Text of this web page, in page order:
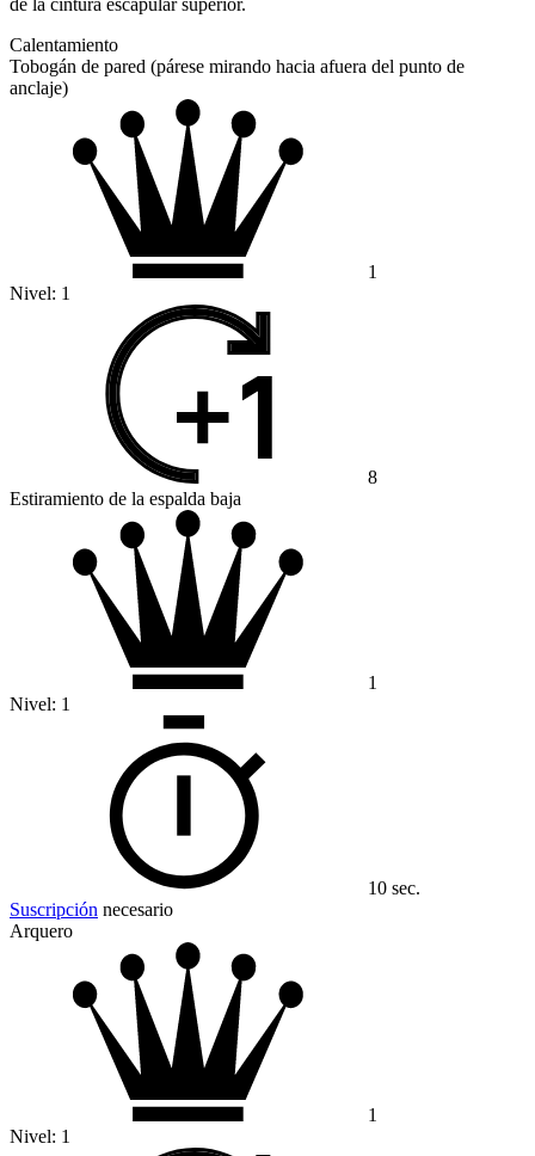
de la cintura escapular superior.
Calentamiento
Tobogán de pared (párese mirando hacia afuera del punto de
anclaje)
1
Nivel: 1
8
Estiramiento de la espalda baja
1
Nivel: 1
10 sec.
Suscripción necesario
Arquero
1
Nivel: 1